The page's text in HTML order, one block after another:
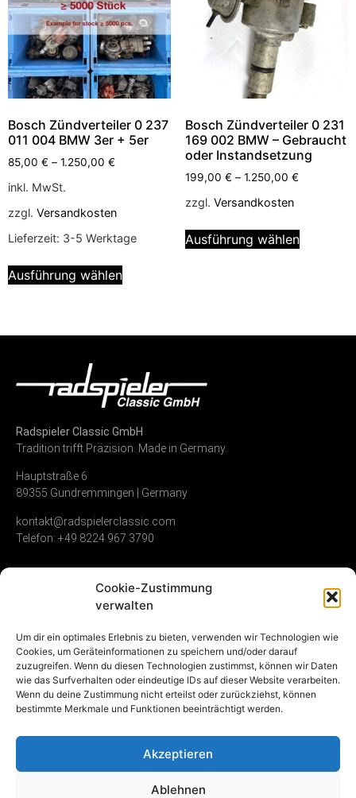
Cookie-Zustimmung
verwalten
Um dir ein optimales Erlebnis zu bieten, verwenden wir Technologien wie
Cookies, um Geräteinformationen zu speichern und/oder darauf
zuzugreifen. Wenn du diesen Technologien zustimmst, können wir Daten
wie das Surfverhalten oder eindeutige IDs auf dieser Website verarbeiten.
Wenn du deine Zustimmung nicht erteilst oder zurückziehst, können
bestimmte Merkmale und Funktionen beeinträchtigt werden.
Akzeptieren
Ablehnen
Bosch Zündverteiler 0 237
011 004 BMW 3er + 5er
85,00 € – 1.250,00 €
inkl. MwSt.
zzgl. Versandkosten
Lieferzeit: 3-5 Werktage
Ausführung wählen
Bosch Zündverteiler 0 231
169 002 BMW – Gebraucht
oder Instandsetzung
199,00 € – 1.250,00 €
zzgl. Versandkosten
Ausführung wählen
Radspieler Classic GmbH
Tradition trifft Präzision. Made in Germany.
Hauptstraße 6
89355 Gundremmingen | Germany
kontakt@radspielerclassic.com
Telefon: +49 8224 967 3790
Zündverteiler
Service & Reparatur
Vollumfängliche
Instandsetzung
Gebrauchte
Zündverteiler
Shop
Allgemeine
Geschäftsbedingungen
Widerrufsrecht
Datenschutz
Impressum
Vertrag
widerrufen
Kontakt
Umwelt &
Nachhaltigkeit
Karriere